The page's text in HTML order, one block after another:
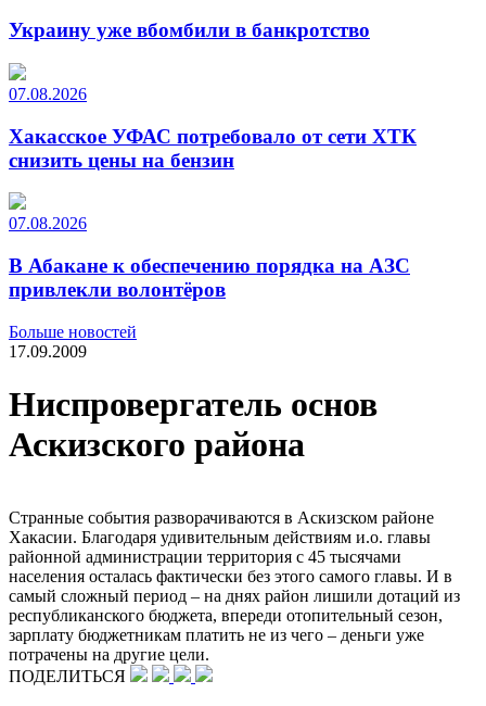
Украину уже вбомбили в банкротство
07.08.2026
Хакасское УФАС потребовало от сети ХТК
снизить цены на бензин
07.08.2026
В Абакане к обеспечению порядка на АЗС
привлекли волонтёров
Больше новостей
17.09.2009
Ниспровергатель основ
Аскизского района
Странные события разворачиваются в Аскизском районе
Хакасии. Благодаря удивительным действиям и.о. главы
районной администрации территория с 45 тысячами
населения осталась фактически без этого самого главы. И в
самый сложный период – на днях район лишили дотаций из
республиканского бюджета, впереди отопительный сезон,
зарплату бюджетникам платить не из чего – деньги уже
потрачены на другие цели.
ПОДЕЛИТЬСЯ